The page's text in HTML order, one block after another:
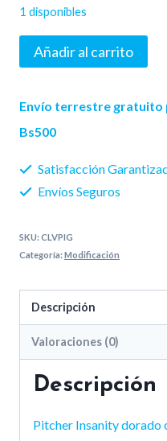
1 disponibles
Pitcher
Insanity
cantidad
Añadir al carrito
Envío terrestre gratuito
Bs500
Satisfacción
Envíos Seguros
SKU:CLVPIG
Categoría:Modificación
Descripción
Valoraciones (0)
Descripción
Pitcher Insanity dorado